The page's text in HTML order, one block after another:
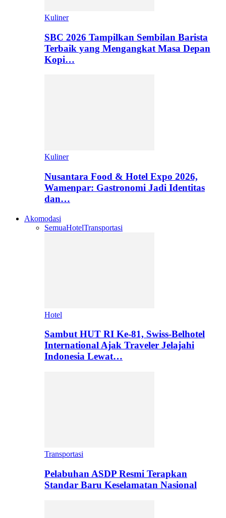
Kuliner
SBC 2026 Tampilkan Sembilan Barista
Terbaik yang Mengangkat Masa Depan
Kopi…
Kuliner
Nusantara Food & Hotel Expo 2026,
Wamenpar: Gastronomi Jadi Identitas
dan…
Akomodasi
SemuaHotelTransportasi
Hotel
Sambut HUT RI Ke-81, Swiss-Belhotel
International Ajak Traveler Jelajahi
Indonesia Lewat…
Transportasi
Pelabuhan ASDP Resmi Terapkan
Standar Baru Keselamatan Nasional